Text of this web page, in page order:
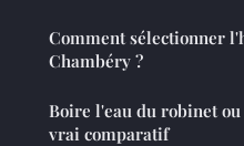
Comment sélectionner
Chambéry ?
Boire l'eau du robinet
vrai comparatif